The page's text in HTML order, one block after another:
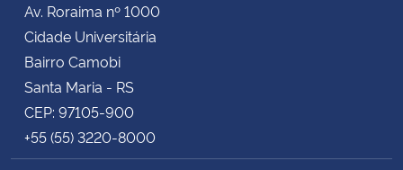
Av. Roraima nº 1000
Cidade Universitária
Bairro Camobi
Santa Maria - RS
CEP: 97105-900
+55 (55) 3220-8000